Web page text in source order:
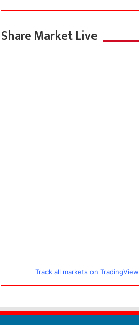
Share Market Live
Track all markets on TradingView